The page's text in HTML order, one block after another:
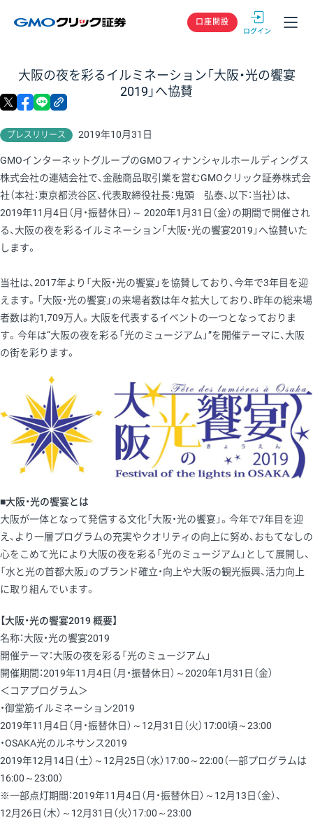
GMOクリック
口座開設
大阪の夜を彩るイルミネーション「大阪・光の饗宴
2019」へ協賛
プレスリリース 2019年10月31日
X facebook
GMOインターネットグループのGMOフィナンシャルホールディングス
株式会社の連結会社で、金融商品取引業を営むGMOクリック証券株式会
社（本社：東京都渋谷区、代表取締役社長：鬼頭 弘泰、以下：当社）は、
2019年11月4日（月・振替休日）～ 2020年1月31日（金）の期間で開催され
る、大阪の夜を彩るイルミネーション「大阪・光の饗宴2019」へ協賛いた
します。
当社は、2017年より「大阪・光の饗宴」を協賛しており、今年で3年目を迎
えます。「大阪・光の饗宴」の来場者数は年々拡大しており、昨年の総来場
者数は約1,709万人。大阪を代表するイベントの一つとなっておりま
す。今年は“大阪の夜を彩る「光のミュージアム」”を開催テーマに、大阪
の街を彩ります。
■大阪・光の饗宴とは
大阪が一体となって発信する文化「大阪・光の饗宴」。今年で7年目を迎
え、より一層プログラムの充実やクオリティの向上に努め、おもてなしの
心をこめて光により大阪の夜を彩る「光のミュージアム」として展開し、
「水と光の首都大阪」のブランド確立・向上や大阪の観光振興、活力向上
に取り組んでいます。
【大阪・光の饗宴2019 概要】
名称：大阪・光の饗宴2019
開催テーマ：大阪の夜を彩る「光のミュージアム」
開催期間：2019年11月4日（月・振替休日）～2020年1月31日（金）
＜コアプログラム＞
・御堂筋イルミネーション2019
2019年11月4日（月・振替休日）～12月31日（火）17:00頃～23:00
・OSAKA光のルネサンス2019
2019年12月14日（土）～12月25日（水）17:00～22:00（一部プログラムは
16:00～23:00）
※一部点灯期間：2019年11月4日（月・振替休日）～12月13日（金）、
12月26日（木）～12月31日（火）17:00～23:00